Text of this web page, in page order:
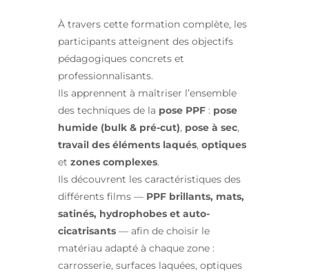
À travers cette formation complète, les
participants atteignent des objectifs
pédagogiques concrets et
professionnalisants.
Ils apprennent à maîtriser l’ensemble
des techniques de la pose PPF : pose
humide (bulk & pré-cut), pose à sec,
travail des éléments laqués, optiques
et zones complexes.
Ils découvrent les caractéristiques des
différents films — PPF brillants, mats,
satinés, hydrophobes et auto-
cicatrisants — afin de choisir le
matériau adapté à chaque zone :
carrosserie, surfaces laquées, optiques